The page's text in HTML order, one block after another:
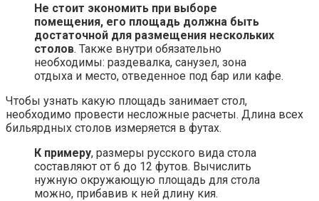
Не стоит экономить при выборе
помещения, его площадь должна быть
достаточной для размещения нескольких
столов. Также внутри обязательно
необходимы: раздевалка, санузел, зона
отдыха и место, отведенное под бар или кафе.
Чтобы узнать какую площадь занимает стол,
необходимо провести несложные расчеты. Длина всех
бильярдных столов измеряется в футах.
К примеру, размеры русского вида стола
составляют от 6 до 12 футов. Вычислить
нужную окружающую площадь для стола
можно, прибавив к ней длину кия.